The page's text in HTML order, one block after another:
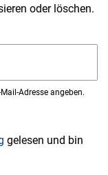
oder löschen.
Adresse angeben.
gelesen und bin